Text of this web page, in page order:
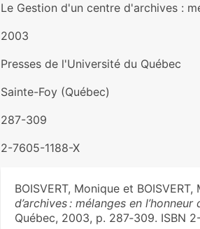
Le Gestion d'un centre d'archives :
2003
Presses de l'Université du Québec
Sainte-Foy (Québec)
287-309
2-7605-1188-X
BOISVERT, Monique et
d’archives : mélanges en
Québec, 2003, p. 287‑309. ISBN